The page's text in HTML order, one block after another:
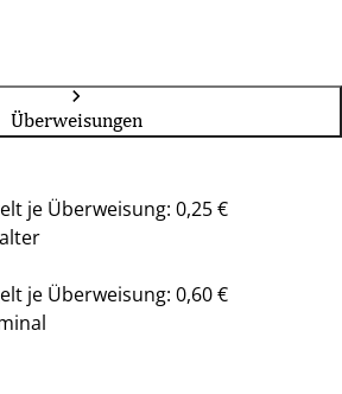
Überweisungen
je Überweisung: 0,25 €
je Überweisung: 0,60 €